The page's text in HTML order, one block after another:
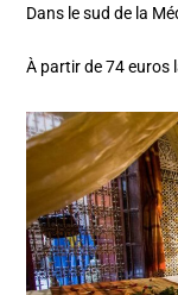
Dans le sud de la
À partir de 74 euros